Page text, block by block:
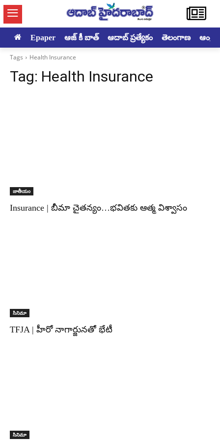
Epaper ఆజ్ కీ బాత్ ఆదాబ్ ప్రత్యేకం తెలంగాణ
Tags Health Insurance
Tag: Health Insurance
జాతీయం
Insurance | బీమా చైతన్యం…భవితకు ఆత్మ విశ్వాసం
సినిమా
TFJA | హీరో నాగార్జునతో భేటీ
సినిమా